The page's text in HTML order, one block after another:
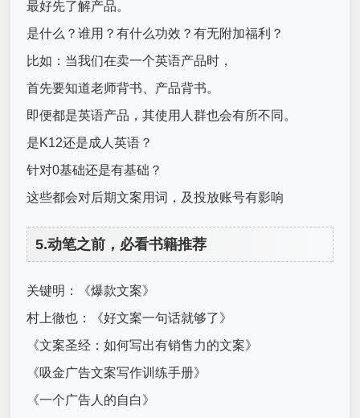
最好先了解产品。
是什么？谁用？有什么功效？有无附加福利？
比如：当我们在卖一个英语产品时，
首先要知道老师背书、产品背书。
即便都是英语产品，其使用人群也会有所不同。
是K12还是成人英语？
针对0基础还是有基础？
这些都会对后期文案用词，及投放账号有影响
5.动笔之前，必看书籍推荐
关键明：《爆款文案》
村上徹也：《好文案一句话就够了》
《文案圣经：如何写出有销售力的文案》
《吸金广告文案写作训练手册》
《一个广告人的自白》